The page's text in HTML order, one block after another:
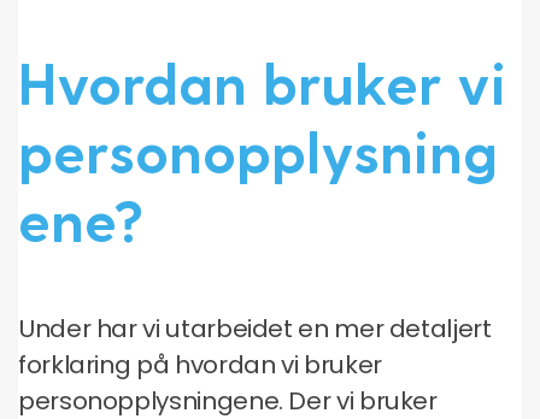
Hvordan bruker vi
personopplysning
ene?
Under har vi utarbeidet en mer detaljert
forklaring på hvordan vi bruker
personopplysningene. Der vi bruker